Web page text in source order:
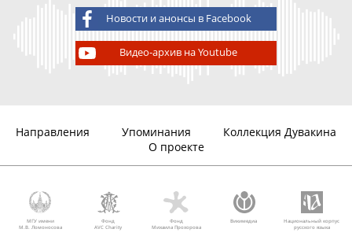
Новости и анонсы в Facebook
Видео-архив на Youtube
Направления Упоминания
Коллекция Дувакина
О проекте
МГУ имени
М.В. Ломоносова
Фонд
AVC Charity
Фонд
Михаила Прохорова
Викимедиа
Национальный корпус
русского языка